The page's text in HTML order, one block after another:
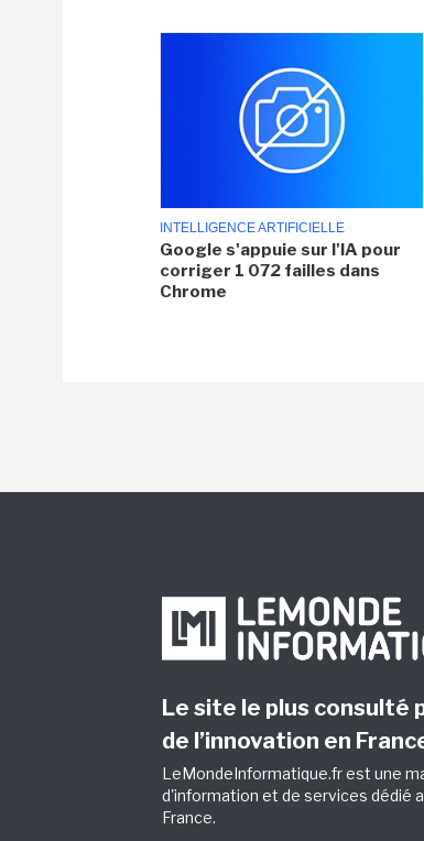
INTELLIGENCE ARTIFICIELLE
Google s'appuie sur l'IA pour
corriger 1 072 failles dans
Chrome
Le site le plus consulté
de l’innovation en
LeMondeInformatique.fr est une
d'information et de services dédié
France.